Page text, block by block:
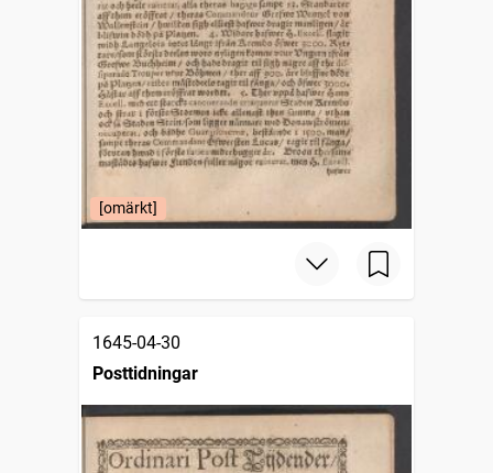
[omärkt]
1645-04-30
Posttidningar